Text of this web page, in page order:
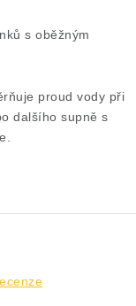
s oběžným
proud vody při
dalšího supně s